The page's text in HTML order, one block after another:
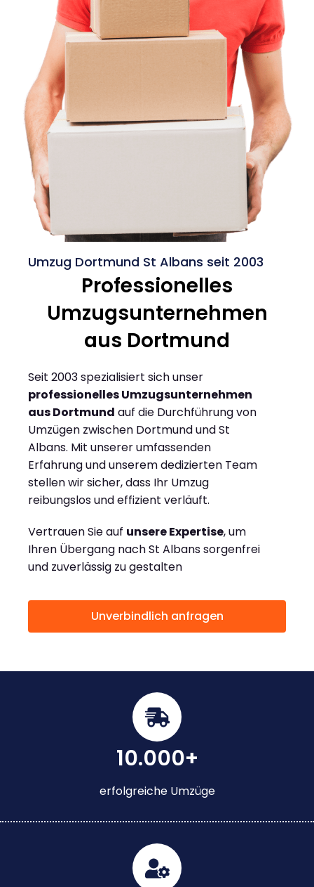
Umzug Dortmund St Albans seit 2003
Professionelles
Umzugsunternehmen
aus Dortmund
Seit 2003 spezialisiert sich unser
professionelles Umzugsunternehmen
aus Dortmund auf die Durchführung von
Umzügen zwischen Dortmund und St
Albans. Mit unserer umfassenden
Erfahrung und unserem dedizierten Team
stellen wir sicher, dass Ihr Umzug
reibungslos und effizient verläuft.
Vertrauen Sie auf unsere Expertise, um
Ihren Übergang nach St Albans sorgenfrei
und zuverlässig zu gestalten
Unverbindlich anfragen
10.000+
erfolgreiche Umzüge